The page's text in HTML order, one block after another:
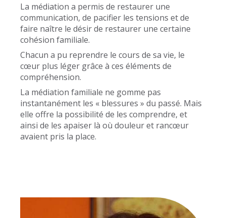
La médiation a permis de restaurer une
communication, de pacifier les tensions et de
faire naître le désir de restaurer une certaine
cohésion familiale.
Chacun a pu reprendre le cours de sa vie, le
cœur plus léger grâce à ces éléments de
compréhension.
La médiation familiale ne gomme pas
instantanément les « blessures » du passé. Mais
elle offre la possibilité de les comprendre, et
ainsi de les apaiser là où douleur et rancœur
avaient pris la place.